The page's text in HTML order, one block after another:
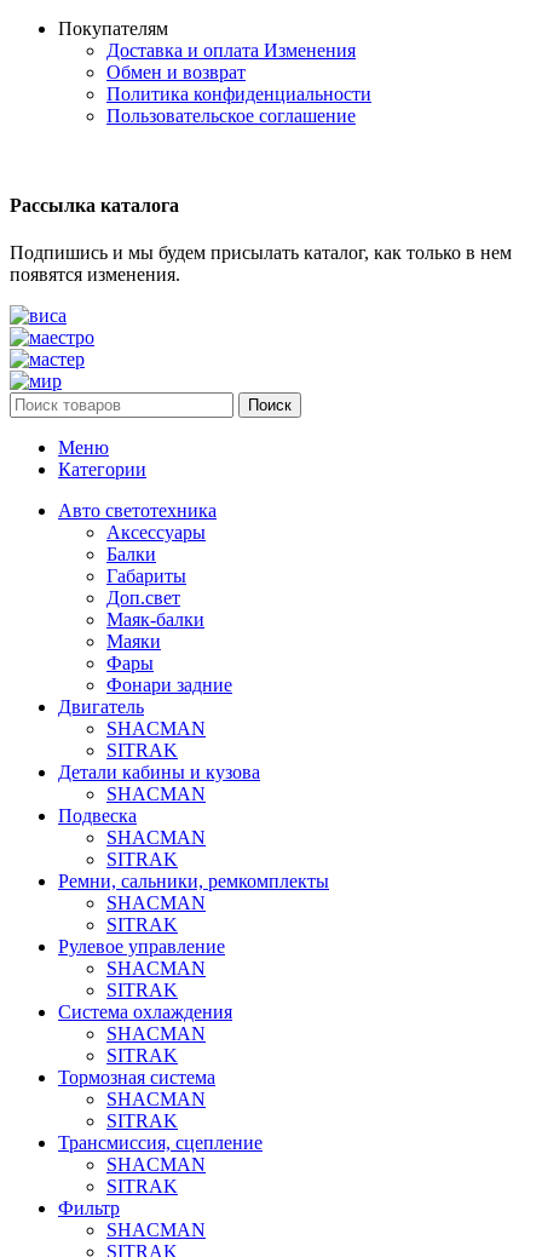
Покупателям
Доставка и оплата Изменения
Обмен и возврат
Политика конфиденциальности
Пользовательское соглашение
Рассылка каталога
Подпишись и мы будем присылать каталог, как только в нем
появятся изменения.
Поиск
Меню
Категории
Авто светотехника
Аксессуары
Балки
Габариты
Доп.свет
Маяк-балки
Маяки
Фары
Фонари задние
Двигатель
SHACMAN
SITRAK
Детали кабины и кузова
SHACMAN
Подвеска
SHACMAN
SITRAK
Ремни, сальники, ремкомплекты
SHACMAN
SITRAK
Рулевое управление
SHACMAN
SITRAK
Система охлаждения
SHACMAN
SITRAK
Тормозная система
SHACMAN
SITRAK
Трансмиссия, сцепление
SHACMAN
SITRAK
Фильтр
SHACMAN
SITRAK